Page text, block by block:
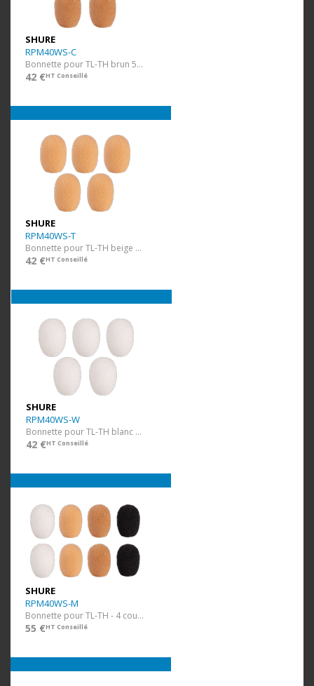
SHURE
RPM40WS-C
Bonnette pour TL-TH brun 5 pcs
42 €HT Conseillé
SHURE
RPM40WS-T
Bonnette pour TL-TH beige 5 pcs
42 €HT Conseillé
SHURE
RPM40WS-W
Bonnette pour TL-TH blanc 5 pcs
42 €HT Conseillé
SHURE
RPM40WS-M
Bonnette pour TL-TH - 4 couleurs 8 pcs
55 €HT Conseillé